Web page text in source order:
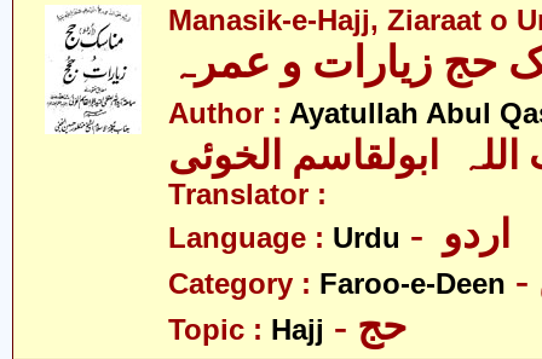
Manasik-e-Hajj, Ziaraat o
Author : Ayatullah Abul
اللہ ابولقاسم الخوئی
Translator :
Language : Urdu
Category : Faroo-e-Deen
Topic : Hajj - حج